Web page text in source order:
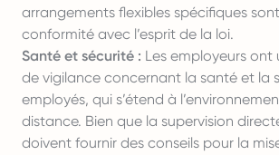
arrangements flexibles spécifiques
conformité avec l’esprit de la loi.
Santé et sécurité : Les employeurs
de vigilance concernant la santé et la
employés, qui s’étend à
distance. Bien que la supervision
doivent fournir des conseils pour la